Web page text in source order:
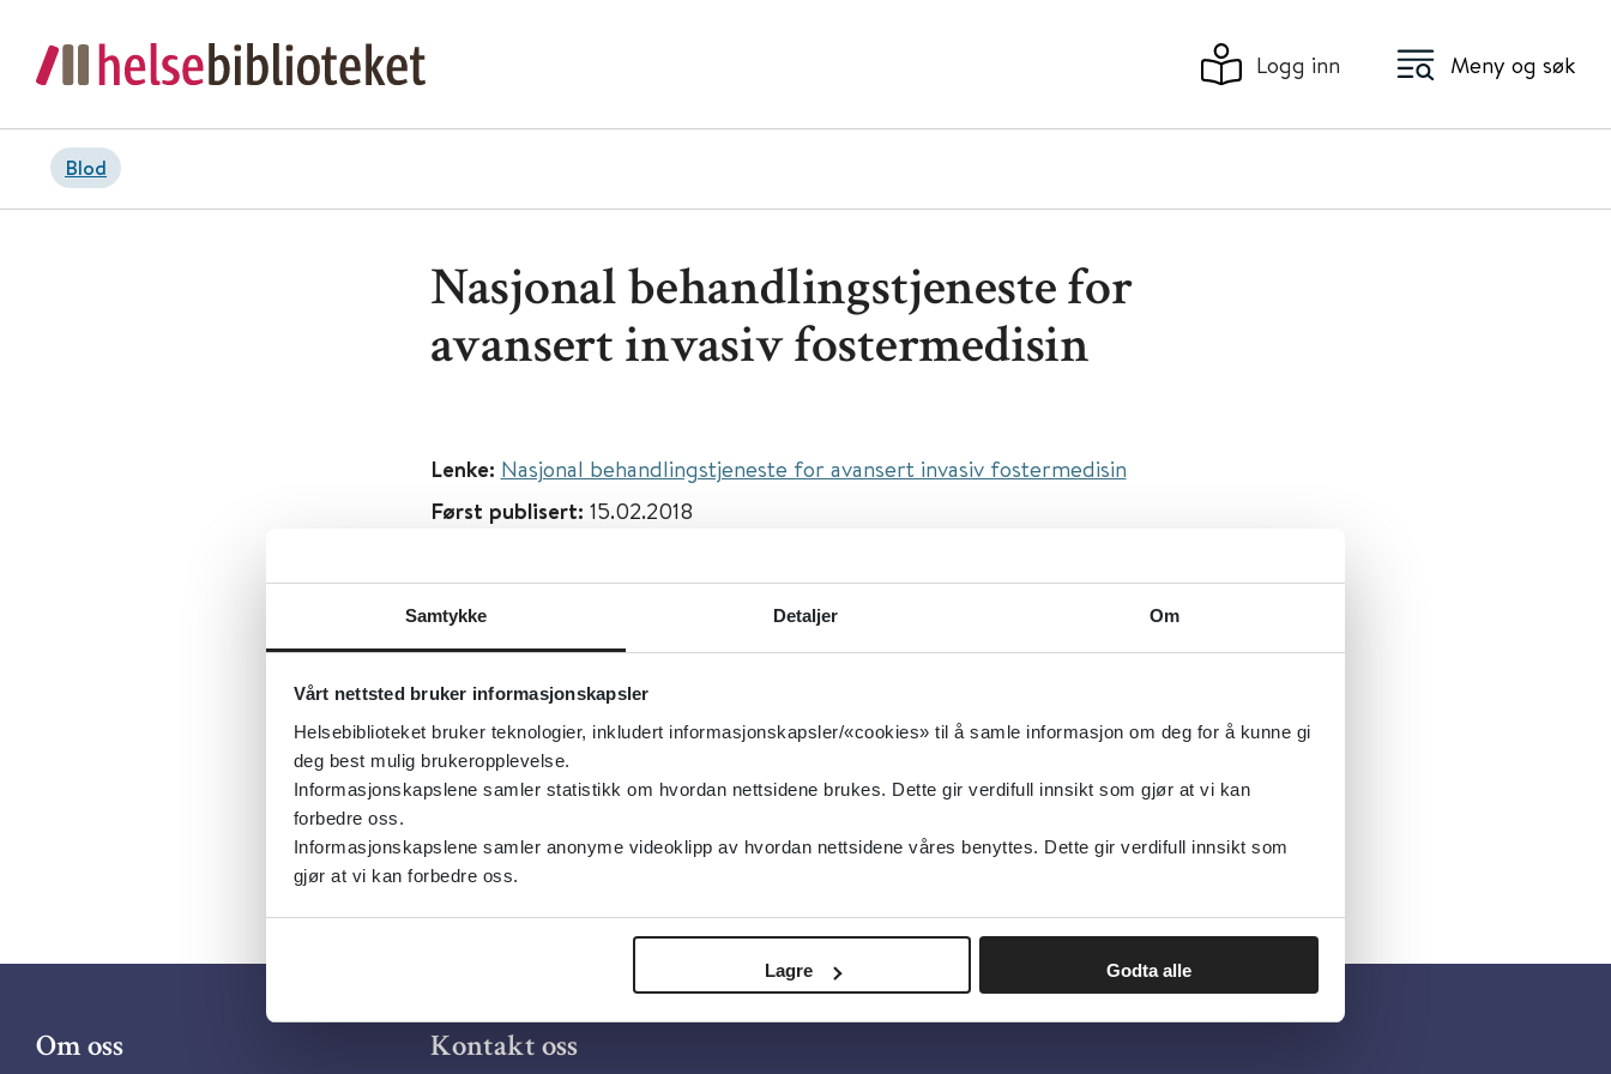
Samtykke Detaljer Om
Vårt nettsted bruker informasjonskapsler
Helsebiblioteket bruker teknologier, inkludert informasjonskapsler/«cookies» til å samle informasjon om deg for å kunne gi
deg best mulig brukeropplevelse.
Informasjonskapslene samler statistikk om hvordan nettsidene brukes. Dette gir verdifull innsikt som gjør at vi kan
forbedre oss.
Informasjonskapslene samler anonyme videoklipp av hvordan nettsidene våres benyttes. Dette gir verdifull innsikt som
gjør at vi kan forbedre oss.
Lagre Godta alle
Logg inn Meny og søk
Blod
Nasjonal behandlingstjeneste for
avansert invasiv fostermedisin
Lenke: Nasjonal behandlingstjeneste for avansert invasiv fostermedisin
Først publisert: 15.02.2018
Tema:Blod
Emner: Graviditet, Gynekologi og fødsel
Utgiver: St Olavs Hospital
Språk:Norsk
Om oss Kontakt oss